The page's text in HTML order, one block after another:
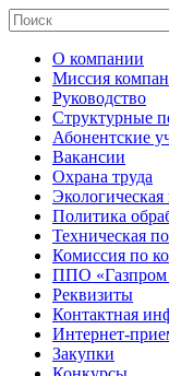
О компании
Миссия
Руководство
Структурные
Абонентские
Вакансии
Охрана труда
Экологическая
Политика
Техническая
Комиссия по
ППО «Газпром
Реквизиты
Контактная
Интернет-
Закупки